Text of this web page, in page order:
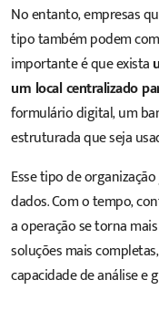
No entanto, empresas
tipo também podem
importante é que exista
um local centralizado
formulário digital, um
estruturada que seja
Esse tipo de
dados. Com o tempo,
a operação se torna
soluções mais
capacidade de análise e